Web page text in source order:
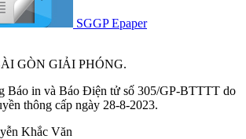
SGGP Epaper
GÒN GIẢI PHÓNG.
Báo in và Báo Điện tử số 305/GP-BTTTT do
thông cấp ngày 28-8-2023.
Khắc Văn